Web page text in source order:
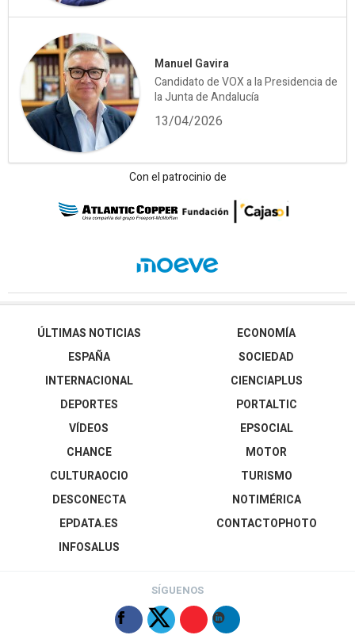
Manuel Gavira
Candidato de VOX a la Presidencia de
la Junta de Andalucía
13/04/2026
Con el patrocinio de
ÚLTIMAS NOTICIAS
ESPAÑA
INTERNACIONAL
DEPORTES
VÍDEOS
ECONOMÍA
SOCIEDAD
CIENCIAPLUS
PORTALTIC
EPSOCIAL
CHANCE
CULTURAOCIO
DESCONECTA
EPDATA.ES
INFOSALUS
MOTOR
TURISMO
NOTIMÉRICA
CONTACTOPHOTO
SÍGUENOS